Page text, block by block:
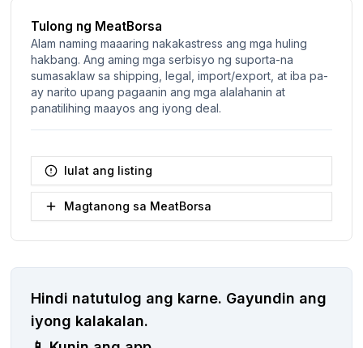
Tulong ng MeatBorsa
Alam naming maaaring nakakastress ang mga huling
hakbang. Ang aming mga serbisyo ng suporta-na
sumasaklaw sa shipping, legal, import/export, at iba pa-
ay narito upang pagaanin ang mga alalahanin at
panatilihing maayos ang iyong deal.
Iulat ang listing
Magtanong sa MeatBorsa
Hindi natutulog ang karne. Gayundin ang
iyong kalakalan.